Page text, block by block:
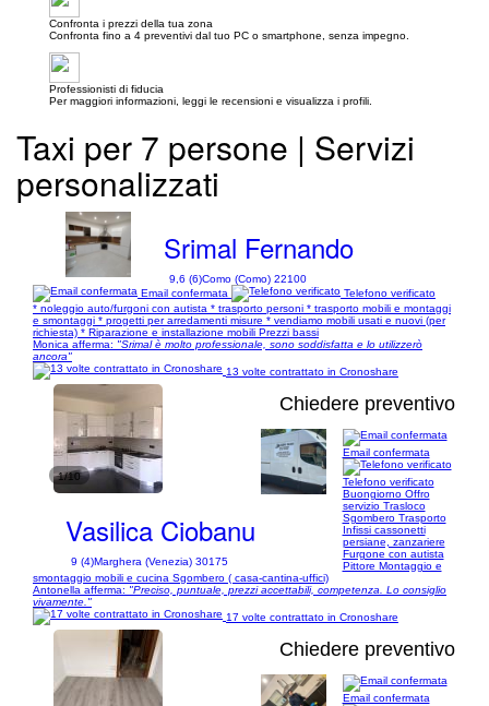
Confronta i prezzi della tua zona
Confronta fino a 4 preventivi dal tuo PC o smartphone, senza impegno.
Professionisti di fiducia
Per maggiori informazioni, leggi le recensioni e visualizza i profili.
Taxi per 7 persone | Servizi
personalizzati
Srimal Fernando
9,6 (6)Como (Como) 22100
Email confermata
Telefono verificato
* noleggio auto/furgoni con autista * trasporto personi * trasporto mobili e montaggi
e smontaggi * progetti per arredamenti misure * vendiamo mobili usati e nuovi (per
richiesta) * Riparazione e installazione mobili Prezzi bassi
Monica afferma: "Srimal è molto professionale, sono soddisfatta e lo utilizzerò
ancora"
13 volte contrattato in Cronoshare
1/10
Chiedere preventivo
Vasilica Ciobanu
9 (4)Marghera (Venezia) 30175
Email confermata
Telefono verificato
Buongiorno Offro
servizio Trasloco
Sgombero Trasporto
Infissi cassonetti
persiane, zanzariere
Furgone con autista
Pittore Montaggio e
smontaggio mobili e cucina Sgombero ( casa-cantina-uffici)
Antonella afferma: "Preciso, puntuale, prezzi accettabili, competenza. Lo consiglio
vivamente."
17 volte contrattato in Cronoshare
Chiedere preventivo
Email confermata